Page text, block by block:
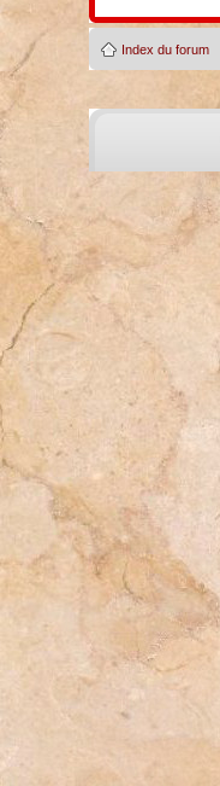
Index du forum